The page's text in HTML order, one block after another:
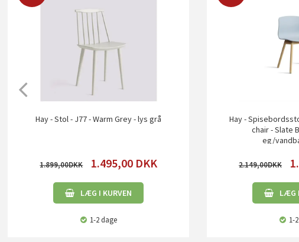
Hay - Stol - J77 - Warm Grey - lys grå
1.899,00 1.495,00 DKK
LÆG I KURVEN
1-2 dage
Hay -
chair - Slate
eg/
2.149,00
LÆG
1-